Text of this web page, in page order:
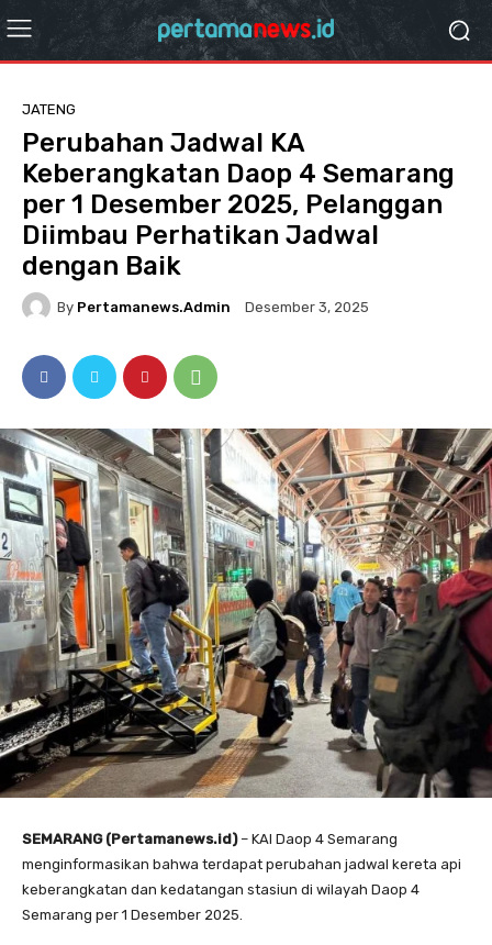
JATENG
Perubahan Jadwal KA
Keberangkatan Daop 4 Semarang
per 1 Desember 2025, Pelanggan
Diimbau Perhatikan Jadwal
dengan Baik
By Pertamanews.admin Desember 3, 2025
SEMARANG (Pertamanews.id)– KAI Daop 4 Semarang
menginformasikan bahwa terdapat perubahan jadwal kereta api
keberangkatan dan kedatangan stasiun di wilayah Daop 4
Semarang per 1 Desember 2025.